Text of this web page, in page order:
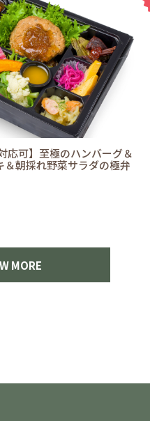
応可】至極のハンバーグ＆
朝採れ野菜サラダの極弁
MORE